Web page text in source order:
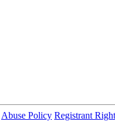
Abuse Policy Registrant